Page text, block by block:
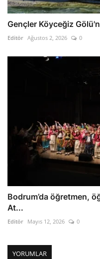
Gençler Köyceğiz
Editör Ağustos 2, 2026 0
Bodrum’da öğretmen,
At...
Editör Mayıs 12, 2026 0
YORUMLAR